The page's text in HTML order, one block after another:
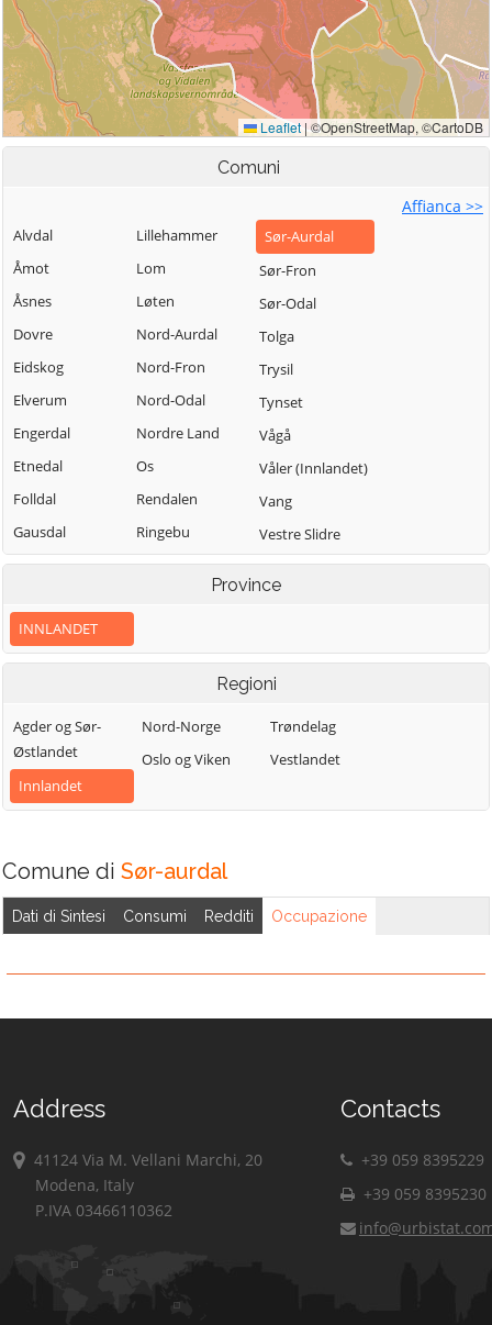
Comuni
Affianca >>
Alvdal
Åmot
Åsnes
Dovre
Eidskog
Elverum
Engerdal
Etnedal
Folldal
Gausdal
Gjøvik
Grue
Hamar
Lesja
Lillehammer
Lom
Løten
Nord-Aurdal
Nord-Fron
Nord-Odal
Nordre Land
Os
Rendalen
Ringebu
Ringsaker
Stange
Søndre Land
Sør-Aurdal
Sør-Fron
Sør-Odal
Tolga
Trysil
Tynset
Vågå
Våler (Innlandet)
Vang
Vestre Slidre
Vestre Toten
Øystre Slidre
Province
INNLANDET
Regioni
Agder og Sør-
Østlandet
Innlandet
Nord-Norge
Oslo og Viken
Trøndelag
Vestlandet
Comune di Sør-aurdal
Dati di Sintesi Consumi Redditi Occupazione
Address
41124 Via M. Vellani Marchi, 20
Modena, Italy
P.IVA 03466110362
Contacts
+39 059 8395229
+39 059 8395230